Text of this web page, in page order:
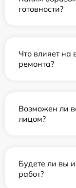
готовности?
Что влияет на
ремонта?
Возможен ли
лицом?
Будете ли вы
работ?